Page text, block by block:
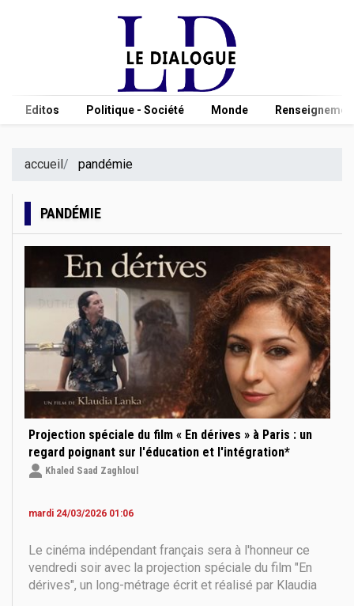
Editos Politique - Société Monde
accueil pandémie
PANDÉMIE
Projection spéciale du film « En dérives » à Paris : un
regard poignant sur l'éducation et l'intégration*
Khaled Saad Zaghloul
mardi 24/03/2026 01:06
Le cinéma indépendant français sera à l'honneur ce
vendredi soir avec la projection spéciale du film "En
dérives", un long-métrage écrit et réalisé par Klaudia